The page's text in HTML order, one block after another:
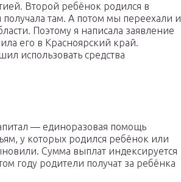
Второй ребёнок родился в
там. А потом мы переехали и
Поэтому я написала заявление
его в Красноярский край.
использовать средства
— единоразовая помощь
у которых родился ребёнок или
Сумма выплат индексируется
году родители получат за ребёнка